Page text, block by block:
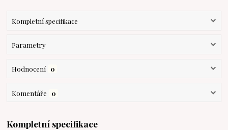
Kompletní specifikace
Parametry
Hodnocení 0
Komentáře 0
Kompletní specifikace